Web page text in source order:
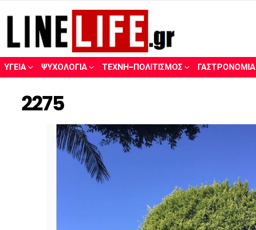
ΥΓΕΊΑ ΨΥΧΟΛΟΓΊΑ ΤΈΧΝΗ-ΠΟΛΙΤΙΣΜΌΣ ΓΑΣΤΡΟΝΟΜΊΑ
2275